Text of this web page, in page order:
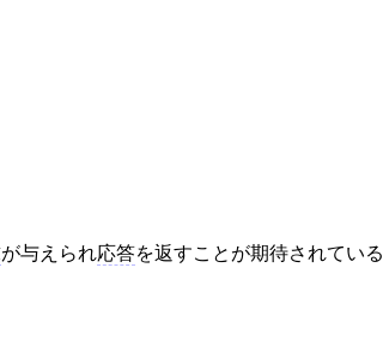
が与えられ応答を返すことが期待されている